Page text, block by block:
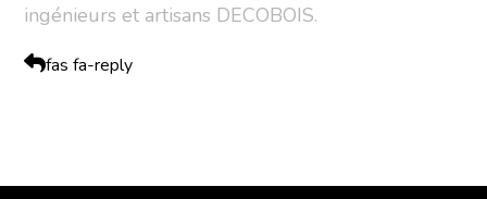
ingénieurs et artisans DECOBOIS.
fas fa-reply